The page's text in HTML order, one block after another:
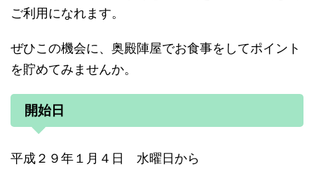
ご利用になれます。
ぜひこの機会に、奥殿陣屋でお食事をしてポイント
を貯めてみませんか。
開始日
平成２９年１月４日 水曜日から